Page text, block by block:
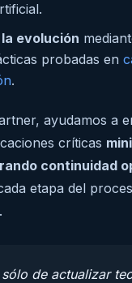
evolución
probadas en
.
ayudamos a
críticas
continuidad
etapa del
de actualizar